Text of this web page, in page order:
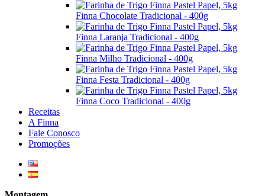
Finna Chocolate Tradicional - 400g
Finna Laranja Tradicional - 400g
Finna Milho Tradicional - 400g
Finna Festa Tradicional - 400g
Finna Coco Tradicional - 400g
Receitas
A Finna
Fale Conosco
Promoções